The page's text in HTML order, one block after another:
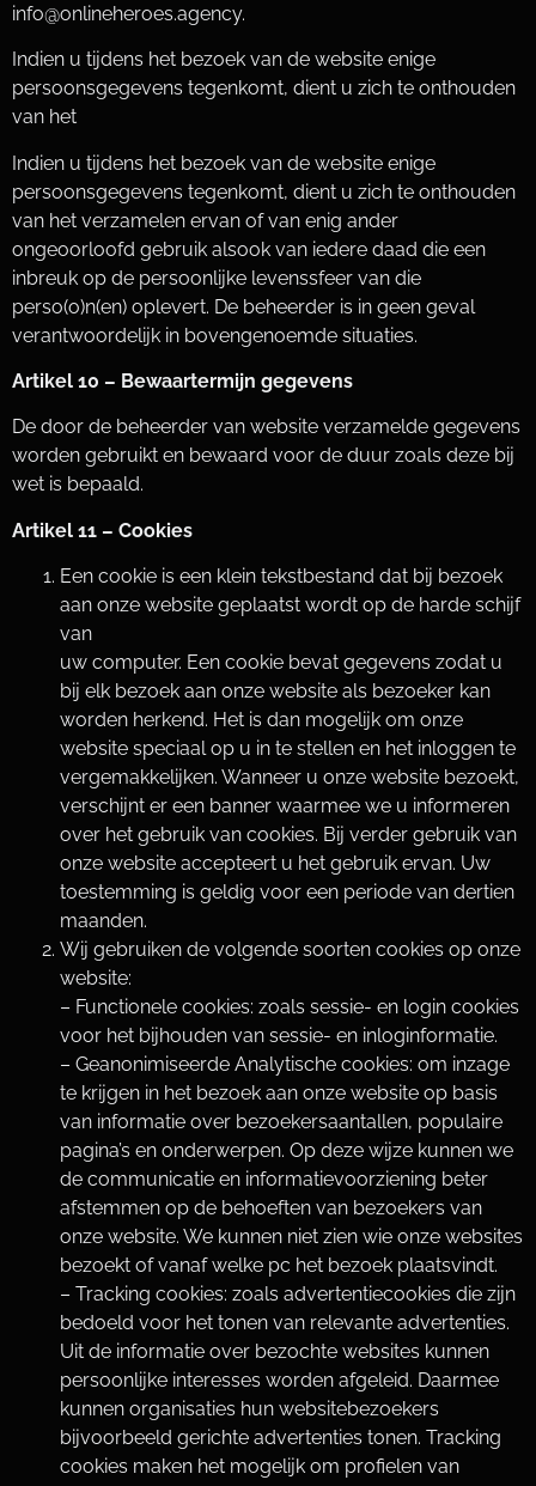
info@onlineheroes.agency.
Indien u tijdens het bezoek van de website enige
persoonsgegevens tegenkomt, dient u zich te onthouden
van het
Indien u tijdens het bezoek van de website enige
persoonsgegevens tegenkomt, dient u zich te onthouden
van het verzamelen ervan of van enig ander
ongeoorloofd gebruik alsook van iedere daad die een
inbreuk op de persoonlijke levenssfeer van die
perso(o)n(en) oplevert. De beheerder is in geen geval
verantwoordelijk in bovengenoemde situaties.
Artikel 10 – Bewaartermijn gegevens
De door de beheerder van website verzamelde gegevens
worden gebruikt en bewaard voor de duur zoals deze bij
wet is bepaald.
Artikel 11 – Cookies
Een cookie is een klein tekstbestand dat bij bezoek
aan onze website geplaatst wordt op de harde schijf
van
uw computer. Een cookie bevat gegevens zodat u
bij elk bezoek aan onze website als bezoeker kan
worden herkend. Het is dan mogelijk om onze
website speciaal op u in te stellen en het inloggen te
vergemakkelijken. Wanneer u onze website bezoekt,
verschijnt er een banner waarmee we u informeren
over het gebruik van cookies. Bij verder gebruik van
onze website accepteert u het gebruik ervan. Uw
toestemming is geldig voor een periode van dertien
maanden.
Wij gebruiken de volgende soorten cookies op onze
website:
– Functionele cookies: zoals sessie- en login cookies
voor het bijhouden van sessie- en inloginformatie.
– Geanonimiseerde Analytische cookies: om inzage
te krijgen in het bezoek aan onze website op basis
van informatie over bezoekersaantallen, populaire
pagina’s en onderwerpen. Op deze wijze kunnen we
de communicatie en informatievoorziening beter
afstemmen op de behoeften van bezoekers van
onze website. We kunnen niet zien wie onze websites
bezoekt of vanaf welke pc het bezoek plaatsvindt.
– Tracking cookies: zoals advertentiecookies die zijn
bedoeld voor het tonen van relevante advertenties.
Uit de informatie over bezochte websites kunnen
persoonlijke interesses worden afgeleid. Daarmee
kunnen organisaties hun websitebezoekers
bijvoorbeeld gerichte advertenties tonen. Tracking
cookies maken het mogelijk om profielen van